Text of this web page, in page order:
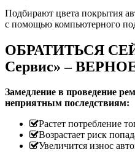
Подбирают цвета покрытия
с помощью компьютерного
ОБРАТИТЬСЯ
Сервис» –
Замедление в проведение
неприятным последствиям:
Растет потребление
Возрастает риск
Увеличится износ